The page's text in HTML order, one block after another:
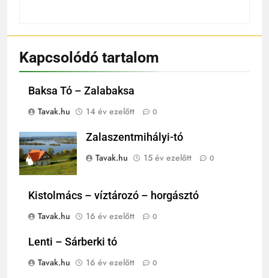
Kapcsolódó tartalom
Baksa Tó – Zalabaksa
Tavak.hu
14 év ezelőtt 0
Zalaszentmihályi-tó
Tavak.hu
15 év ezelőtt 0
Kistolmács – víztározó – horgásztó
Tavak.hu
16 év ezelőtt 0
Lenti – Sárberki tó
Tavak.hu
16 év ezelőtt 0